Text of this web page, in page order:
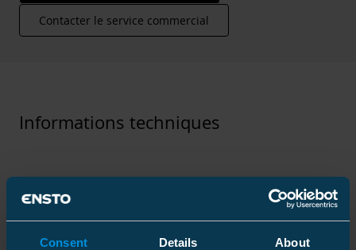
Consent Details About
Contacter le service commercial
Informations techniques